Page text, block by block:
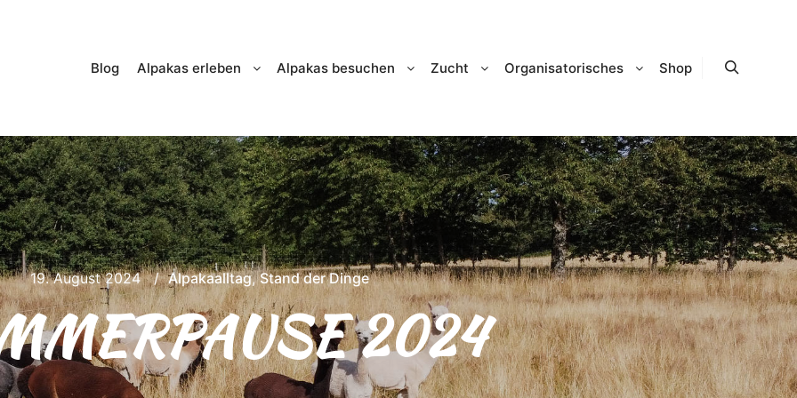
Blog Alpakas erleben Alpakas besuchen Zucht Organisatorisches Shop
19. August 2024 Alpakaalltag,Stand der Dinge
2024